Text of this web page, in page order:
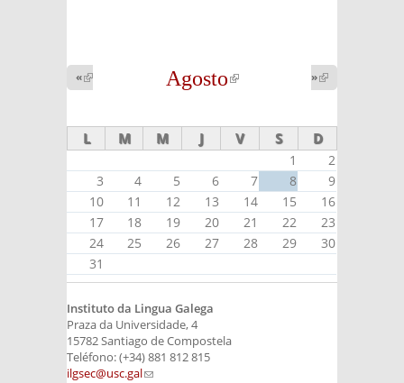
Agosto
(link is
«
external)
»
external)
L M M J V S D
1
2
3
4 5 6 7 8
9
10
11 12 13 14 15
16
17
18 19 20 21 22
23
24
25 26 27 28 29
30
31
Instituto da Lingua Galega
Praza da Universidade, 4
15782 Santiago de Compostela
Teléfono: (+34) 881 812 815
ilgsec@usc.gal(link sends e-mail)